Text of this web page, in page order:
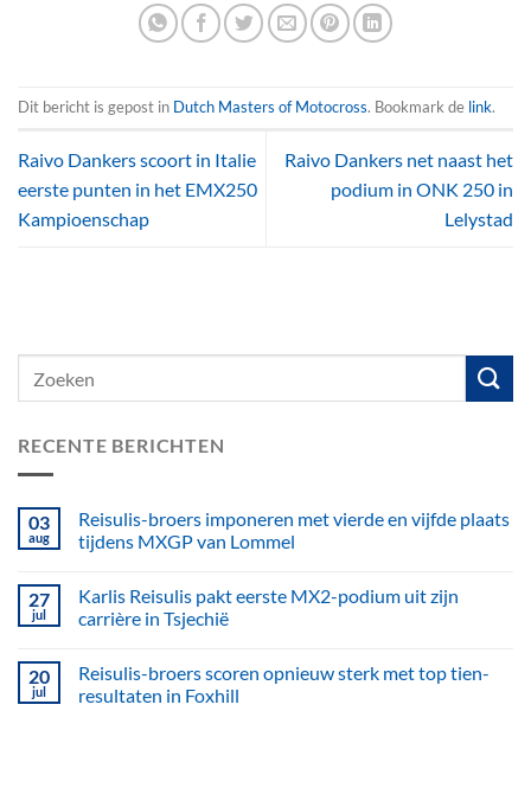
Dit bericht is gepost in Dutch Masters of Motocross. Bookmark de link.
Raivo Dankers scoort in Italie
eerste punten in het EMX250
Kampioenschap
Raivo Dankers net naast het
podium in ONK 250 in
Lelystad
RECENTE BERICHTEN
03
aug
Reisulis-broers imponeren met vierde en vijfde plaats
tijdens MXGP van Lommel
27
jul
Karlis Reisulis pakt eerste MX2-podium uit zijn
carrière in Tsjechië
20
jul
Reisulis-broers scoren opnieuw sterk met top tien-
resultaten in Foxhill